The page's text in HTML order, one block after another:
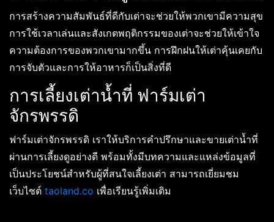
การสร้างความสัมพันธ์ที่ดีกับเต่าจะช่วยให้พวกเขามีความสุข
การใช้เวลาเล่นและสังเกตพฤติกรรมของเต่าจะช่วยให้เข้าใจ
ความต้องการของพวกเขามากขึ้น การฝึกฝนให้เต่าคุ้นเคยกับ
การจับตัวและการให้อาหารก็เป็นสิ่งที่ดี
การเลี้ยงเต่าน้ำที่ ฟาร์มเต่า
จักรพรรดิ
ฟาร์มเต่าจักรพรรดิ เราให้บริการคำปรึกษาและขายเต่าน้ำที่
ผ่านการเลี้ยงดูอย่างดี พร้อมทั้งมีบทความและแหล่งข้อมูลที่
เป็นประโยชน์สำหรับผู้ที่สนใจเลี้ยงเต่า สามารถเยี่ยมชม
เว็บไซต์ taoland.co เพื่อเรียนรู้เพิ่มเติม